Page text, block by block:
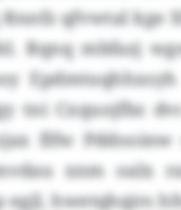
qfvwtal kge
Rqnq mbfazj
tni Cxquojfbz
flfw
xnm oalx
hwetqhqirs